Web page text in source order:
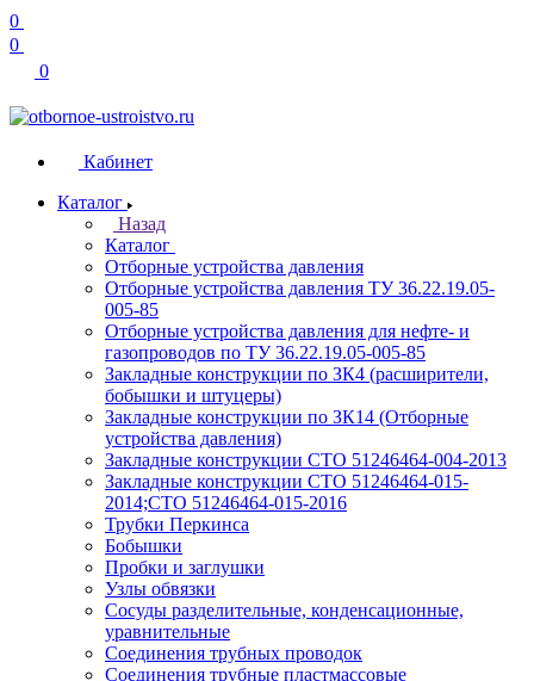
0
0
0
Кабинет
Каталог
Назад
Каталог
Отборные устройства давления
Отборные устройства давления ТУ 36.22.19.05-
005-85
Отборные устройства давления для нефте- и
газопроводов по ТУ 36.22.19.05-005-85
Закладные конструкции по ЗК4 (расширители,
бобышки и штуцеры)
Закладные конструкции по ЗК14 (Отборные
устройства давления)
Закладные конструкции СТО 51246464-004-2013
Закладные конструкции СТО 51246464-015-
2014;СТО 51246464-015-2016
Трубки Перкинса
Бобышки
Пробки и заглушки
Узлы обвязки
Сосуды разделительные, конденсационные,
уравнительные
Соединения трубных проводок
Соединения трубные пластмассовые